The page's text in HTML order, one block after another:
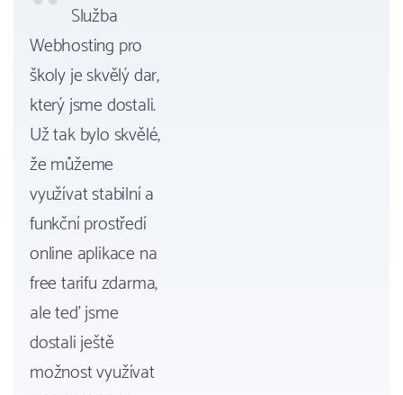
Služba
Webhosting pro
školy je skvělý dar,
který jsme dostali.
Už tak bylo skvělé,
že můžeme
využívat stabilní a
funkční prostředí
online aplikace na
free tarifu zdarma,
ale teď jsme
dostali ještě
možnost využívat